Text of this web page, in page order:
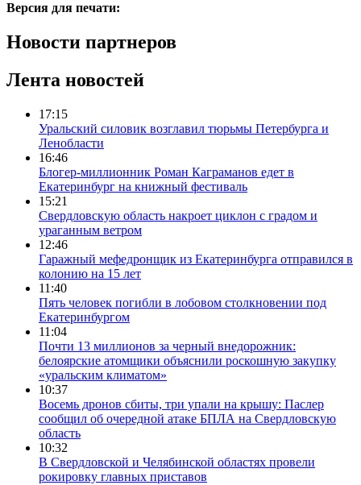
Версия для печати:
Новости партнеров
Лента новостей
17:15
Уральский силовик возглавил тюрьмы Петербурга и
Ленобласти
16:46
Блогер-миллионник Роман Каграманов едет в
Екатеринбург на книжный фестиваль
15:21
Свердловскую область накроет циклон с градом и
ураганным ветром
12:46
Гаражный мефедронщик из Екатеринбурга отправился в
колонию на 15 лет
11:40
Пять человек погибли в лобовом столкновении под
Екатеринбургом
11:04
Почти 13 миллионов за черный внедорожник:
белоярские атомщики объяснили роскошную закупку
«уральским климатом»
10:37
Восемь дронов сбиты, три упали на крышу: Паслер
сообщил об очередной атаке БПЛА на Свердловскую
область
10:32
В Свердловской и Челябинской областях провели
рокировку главных приставов